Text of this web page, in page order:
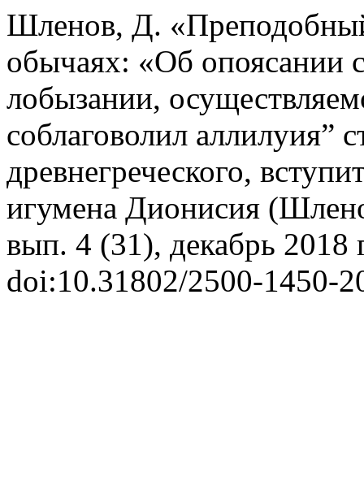
Шленов, Д.
обычаях: «Об опоясании
лобызании,
соблаговолил аллилуия”
древнегреческого,
игумена Дионисия
вып. 4 (31), декабрь 2018
doi:10.31802/2500-1450-